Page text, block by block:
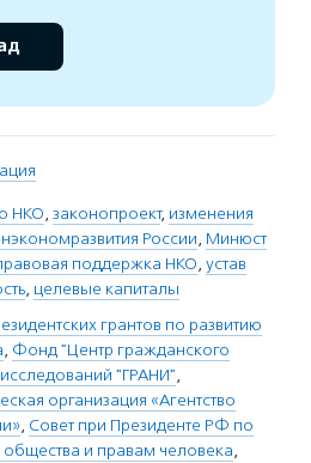
НКО, законопроект, изменения
России, Минюст
поддержка НКО, устав
, целевые капиталы
грантов по развитию
, Фонд "Центр гражданского
"ГРАНИ",
организация «Агентство
, Совет при Президенте РФ по
и правам человека,